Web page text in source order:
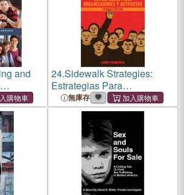
and
24.Sidewalk Strategies:
Estrategias Para
Organizadores Y Activistas
無庫存